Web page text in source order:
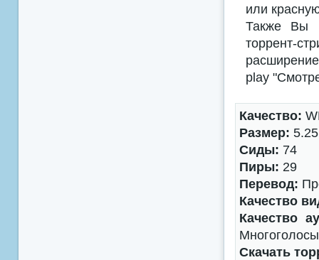
или
Также Вы
торрент-
play
Качество:
Размер:
Сиды: 74
Пиры: 29
Перевод:
Качество
Качество
Скачать